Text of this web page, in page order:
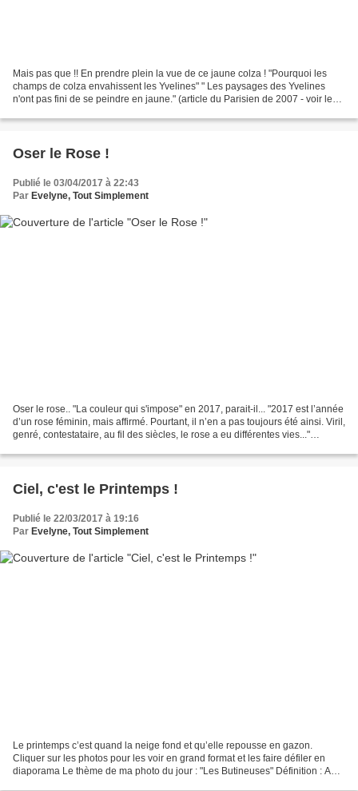
Mais pas que !! En prendre plein la vue de ce jaune colza ! "Pourquoi les
champs de colza envahissent les Yvelines" " Les paysages des Yvelines
n'ont pas fini de se peindre en jaune." (article du Parisien de 2007 - voir le
Oser le Rose !
Publié le 03/04/2017 à 22:43
Par Evelyne, Tout Simplement
Oser le rose.. "La couleur qui s'impose" en 2017, parait-il... "2017 est l’année
d’un rose féminin, mais affirmé. Pourtant, il n’en a pas toujours été ainsi. Viril,
genré, contestataire, au fil des siècles, le rose a eu différentes vies..."
Ciel, c'est le Printemps !
Publié le 22/03/2017 à 19:16
Par Evelyne, Tout Simplement
Le printemps c’est quand la neige fond et qu’elle repousse en gazon.
Cliquer sur les photos pour les voir en grand format et les faire défiler en
diaporama Le thème de ma photo du jour : "Les Butineuses" Définition : Adj.